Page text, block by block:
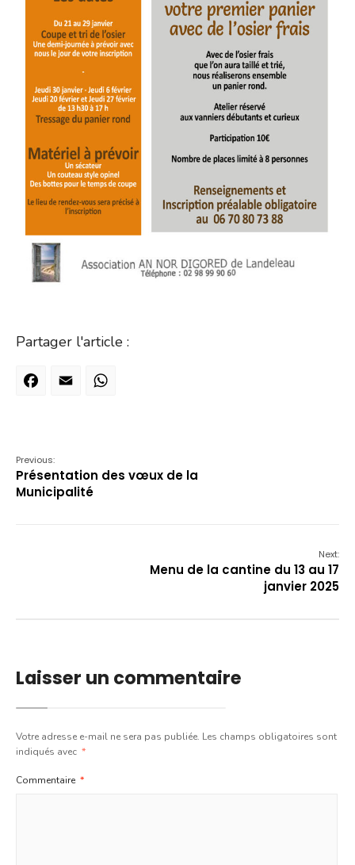
Partager l'article :
Facebook
Email
Previous:
Présentation des vœux de la
Municipalité
Next:
Menu de la cantine du 13 au 17
janvier 2025
Laisser un commentaire
Votre adresse e-mail ne sera pas publiée. Les champs obligatoires sont
indiqués avec *
Commentaire *